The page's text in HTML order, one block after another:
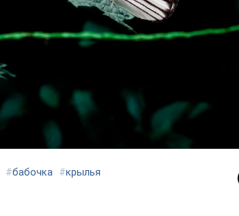
#бабочка #крылья